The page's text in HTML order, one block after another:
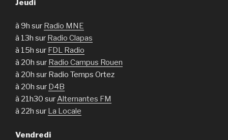
Jeudi
à 9h sur Radio MNE
à 13h sur Radio Clapas
à 15h sur FDL Radio
à 20h sur Radio Campus Rouen
à 20h sur Radio Temps Ortez
à 20h sur D4B
à 21h30 surAlternantes FM
à 22h sur La Locale
Vendredi